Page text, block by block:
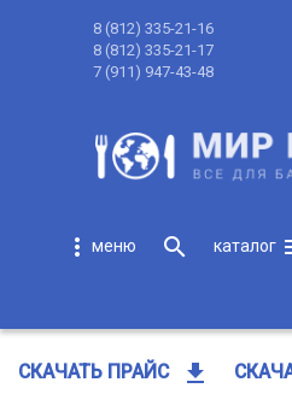
8 (812) 335-21-16
8 (812) 335-21-17
7 (911) 947-43-48
more_vert search
СКАЧАТЬ ПРАЙС get_app